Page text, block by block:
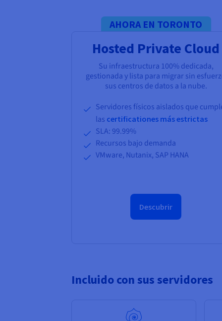
AHORA EN TORONTO
Hosted Private Cloud
Su infraestructura 100% dedicada,
gestionada y lista para migrar sin
sus centros de datos a la nube.
Servidores físicos aislados que
las certificationes más estrictas
SLA: 99.99%
Recursos bajo demanda
VMware, Nutanix, SAP HANA
Descubrir
Incluido con sus servidores